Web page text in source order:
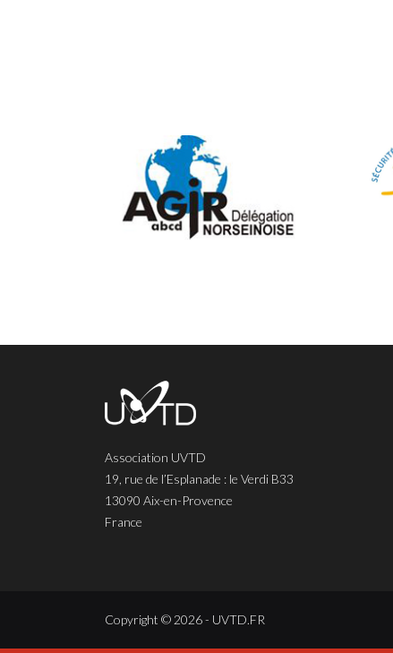
Association UVTD
19, rue de l’Esplanade : le Verdi B33
13090 Aix-en-Provence
France
Copyright © 2026 - UVTD.FR